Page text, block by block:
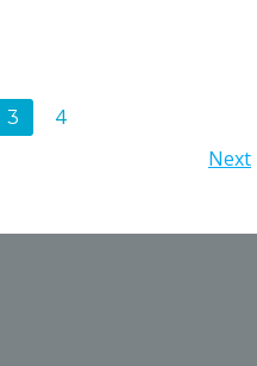
Page
3 Page
4
Next